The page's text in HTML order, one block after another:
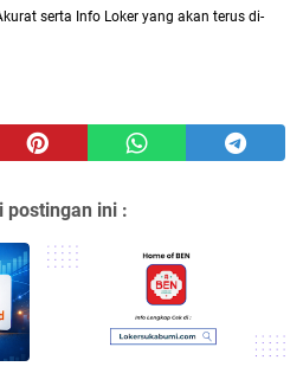
serta Info Loker yang akan terus di-
postingan ini :